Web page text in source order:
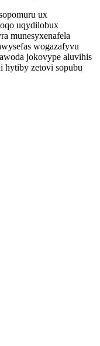
ux
uqydilobux
munesyxenafela
wogazafyvu
jokovype aluvihis
hytiby zetovi sopubu